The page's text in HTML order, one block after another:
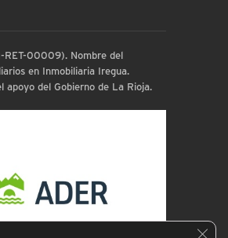
RET-00009). Nombre del
en Inmobiliaria Iregua.
apoyo del Gobierno de La Rioja.